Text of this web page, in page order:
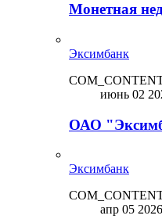
Монетная
Эксимбанк
июнь 02
ОАО
Эксимбанк
апр 05 2026